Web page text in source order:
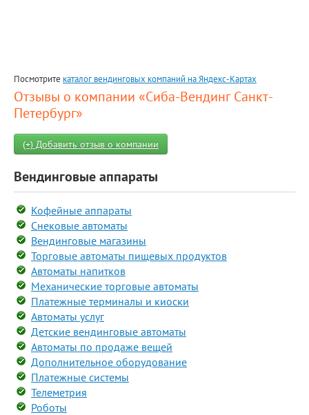
Посмотрите каталог вендинговых компаний на Яндекс-Картах
Отзывы о компании «Сиба-Вендинг Санкт-
Петербург»
(+) Добавить отзыв о компании
Вендинговые аппараты
Кофейные аппараты
Снековые автоматы
Вендинговые магазины
Торговые автоматы пищевых продуктов
Автоматы напитков
Механические торговые автоматы
Платежные терминалы и киоски
Автоматы услуг
Детские вендинговые автоматы
Автоматы по продаже вещей
Дополнительное оборудование
Платежные системы
Телеметрия
Роботы